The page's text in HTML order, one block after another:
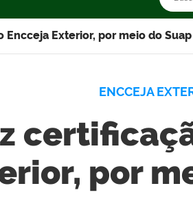
Encceja Exterior, por meio do Suap
ENCCEJA
por